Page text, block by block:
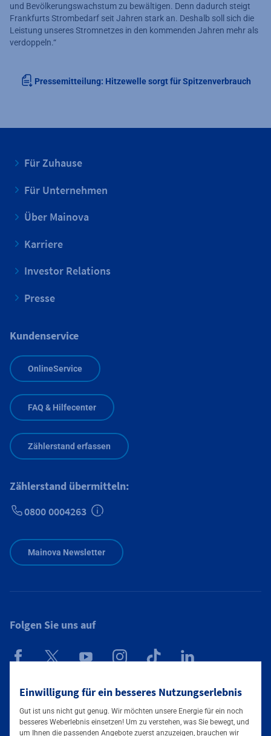
Einwilligung für ein besseres Nutzungserlebnis
Gut ist uns nicht gut genug. Wir möchten unsere Energie für ein noch
besseres Weberlebnis einsetzen! Um zu verstehen, was Sie bewegt, und
um Ihnen die passenden Angebote zuerst anzuzeigen, brauchen wir
und Bevölkerungswachstum zu bewältigen. Denn dadurch steigt
Frankfurts Strombedarf seit Jahren stark an. Deshalb soll sich die
Leistung unseres Stromnetzes in den kommenden Jahren mehr als
verdoppeln.“
Pressemitteilung: Hitzewelle sorgt für Spitzenverbrauch
Für Zuhause
Für Unternehmen
Über Mainova
Karriere
Investor Relations
Presse
Kundenservice
OnlineService
FAQ & Hilfecenter
Zählerstand erfassen
Zählerstand übermitteln:
0800 0004263
Mainova Newsletter
Folgen Sie uns auf
Mainova App